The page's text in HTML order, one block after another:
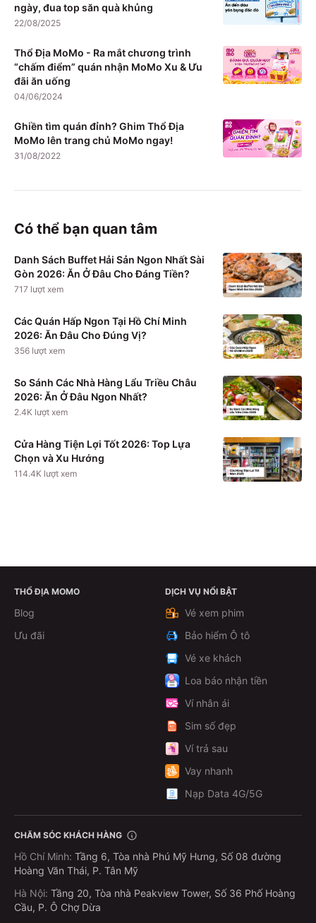
ngày, đua top săn quà khủng
22/08/2025
Thổ Địa MoMo - Ra mắt chương trình
“chấm điểm” quán nhận MoMo Xu & Ưu
đãi ăn uống
04/06/2024
Ghiền tìm quán đỉnh? Ghim Thổ Địa
MoMo lên trang chủ MoMo ngay!
31/08/2022
Có thể bạn quan tâm
Danh Sách Buffet Hải Sản Ngon Nhất Sài
Gòn 2026: Ăn Ở Đâu Cho Đáng Tiền?
717 lượt xem
Các Quán Hấp Ngon Tại Hồ Chí Minh
2026: Ăn Đâu Cho Đúng Vị?
356 lượt xem
So Sánh Các Nhà Hàng Lẩu Triều Châu
2026: Ăn Ở Đâu Ngon Nhất?
2.4K lượt xem
Cửa Hàng Tiện Lợi Tốt 2026: Top Lựa
Chọn và Xu Hướng
114.4K lượt xem
Xem chi tiết
THỔ ĐỊA MOMO
Blog
Ưu đãi
DỊCH VỤ NỔI BẬT
Vé xem phim
Bảo hiểm Ô tô
Vé xe khách
Loa báo nhận tiền
Ví nhân ái
Sim số đẹp
Ví trả sau
Vay nhanh
Nạp Data 4G/5G
CHĂM SÓC KHÁCH HÀNG
Hồ Chí Minh: Tầng 6, Tòa nhà Phú Mỹ Hưng, Số 08 đường
Hoàng Văn Thái, P. Tân Mỹ
Hà Nội: Tầng 20, Tòa nhà Peakview Tower, Số 36 Phố Hoàng
Cầu, P. Ô Chợ Dừa